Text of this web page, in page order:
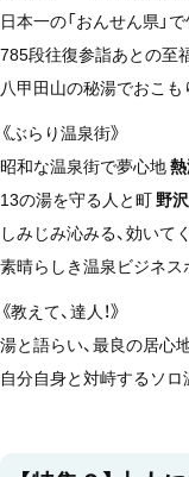
日本一の「おんせん県」
785段往復参詣あとの至
八甲田山の秘湯でおこも
《ぶらり温泉街》
昭和な温泉街で夢心地
13の湯を守る人と町 野
しみじみ沁みる、効いて
素晴らしき温泉ビジネ
《教えて、達人！》
湯と語らい、最良の居
自分自身と対峙するソ